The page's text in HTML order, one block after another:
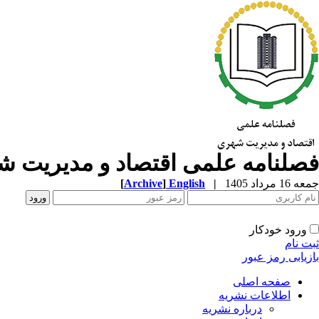
فصلنامه علمی اقتصاد و مدیریت
جمعه 16 مرداد 1405 |
English
[Archive]
ورود خودکار
ثبت نام
بازیابی رمز عبور
صفحه اصلی
اطلاعات نشریه
درباره نشریه